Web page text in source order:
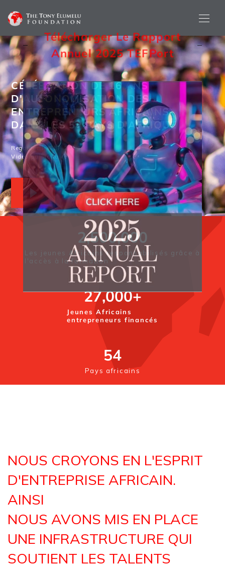
CÉLÉBRATION DE 16 ANS
D'AUTONOMISATION DES
ENTREPRENEURS AFRICAINS
DANS LES 54 PAYS D'AFRIQUE
Regarder le TEF 2024
Vidéo publicitaire
Les jeunes Africains responsabilisés grâce à
l'accès à la formation
2,500,000
Jeunes Africains
entrepreneurs financés
27,000+
Pays africains
54
NOUS CROYONS EN L'ESPRIT
D'ENTREPRISE AFRICAIN.
AINSI
NOUS AVONS MIS EN PLACE
UNE INFRASTRUCTURE QUI
SOUTIENT LES TALENTS
Télécharger Le Rapport
Annuel 2025 TEFPort